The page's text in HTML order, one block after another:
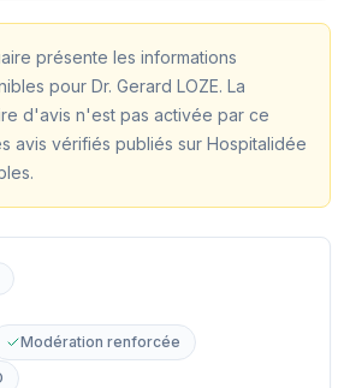
présente les informations
pour Dr. Gerard LOZE. La
d'avis n'est pas activée par ce
avis vérifiés publiés sur Hospitalidée
Modération renforcée